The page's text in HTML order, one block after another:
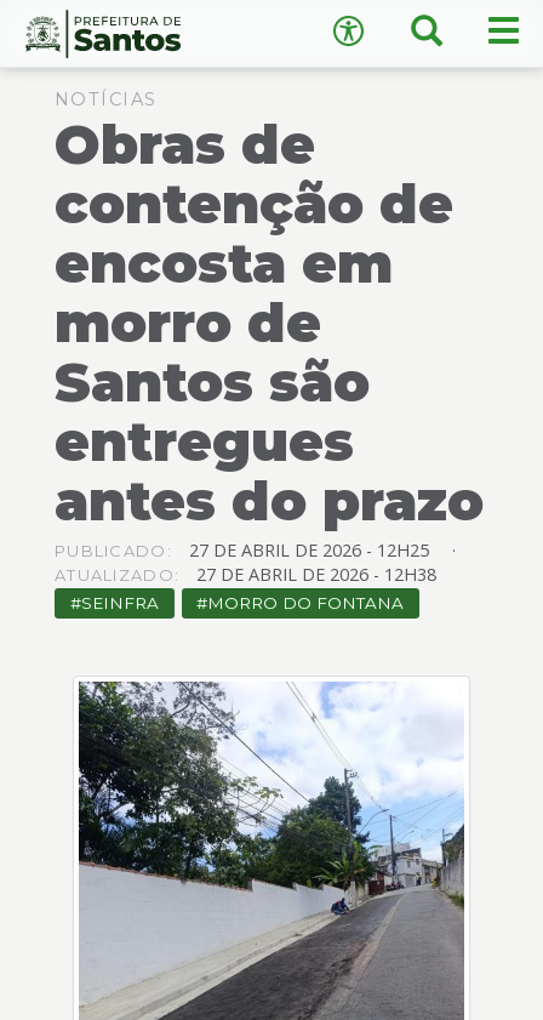
Ir
conteúdo
rodapé
Acessibilidade
Busca
Acessibilidade ×
A− +
↺ Restaurar padrão
Conteúdo
NOTÍCIAS
Obras de
contenção de
encosta em
morro de
Santos são
entregues
antes do prazo
PUBLICADO: 27 DE ABRILDE 2026 - 12H25
ATUALIZADO: 27 DEABRIL DE 2026 - 12H38
SEINFRA MORRO DO FONTANA